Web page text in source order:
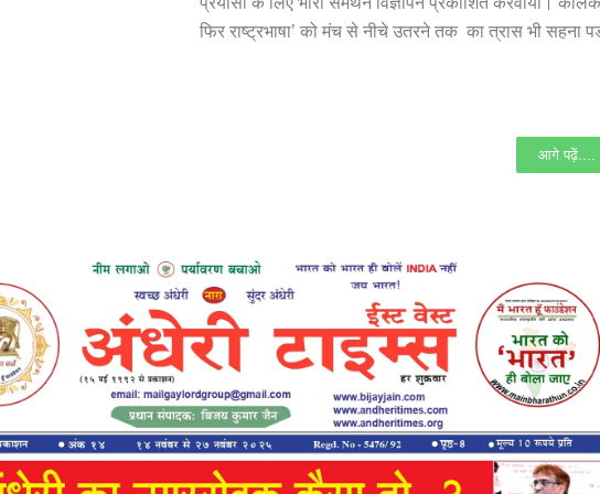
फिर राष्ट्रभाषा’ को मंच से नीचे उतरने तक का त्रास भी सहना
आगे पढ़ें....